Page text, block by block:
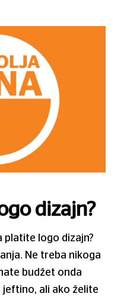
dizajn?
platite logo dizajn?
Ne treba nikoga
budžet onda
ali ako želite